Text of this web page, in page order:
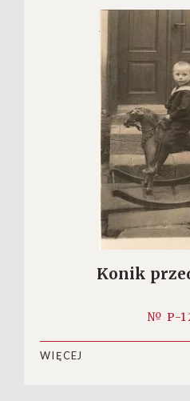
Konik
№ P-
WIĘCEJ